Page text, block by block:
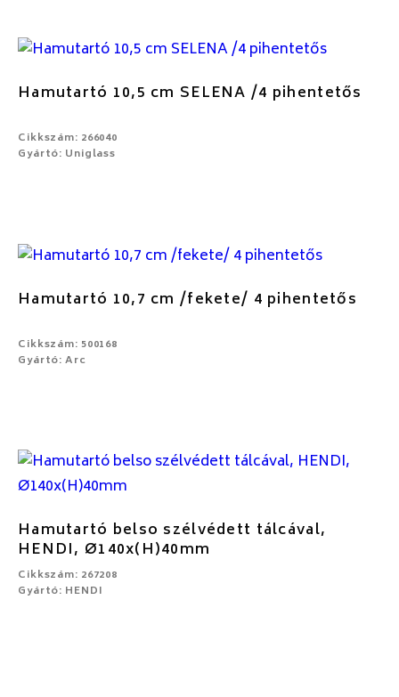
Hamutartó 10,5 cm SELENA /4 pihentetős
Cikkszám: 266040
Gyártó: Uniglass
Hamutartó 10,7 cm /fekete/ 4 pihentetős
Cikkszám: 500168
Gyártó: Arc
Hamutartó belso szélvédett tálcával,
HENDI, Ø140x(H)40mm
Cikkszám: 267208
Gyártó: HENDI